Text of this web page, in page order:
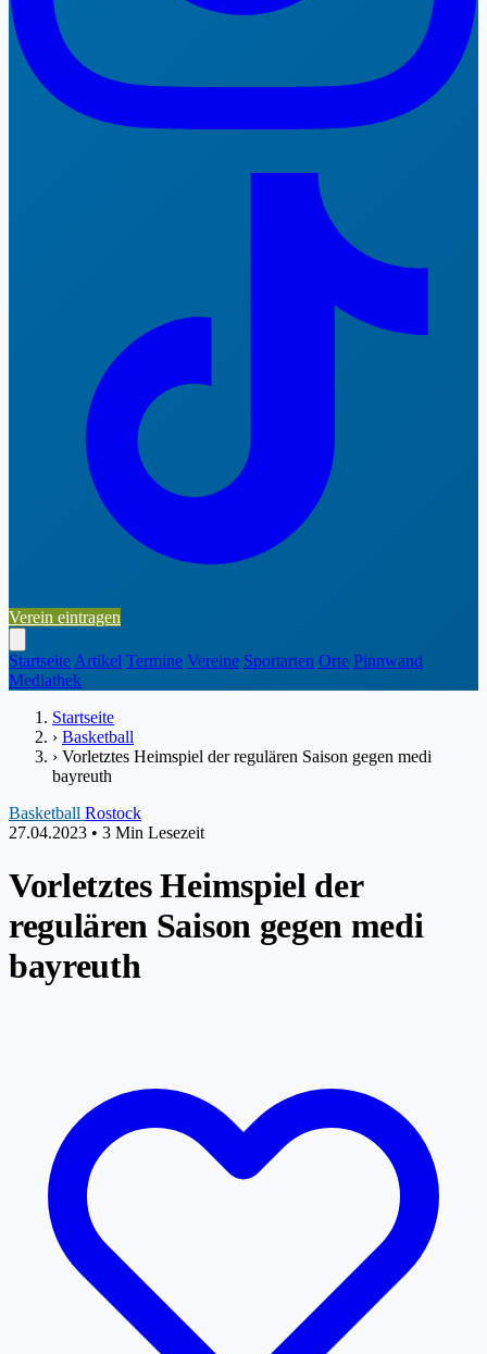
Verein eintragen
Startseite Artikel Termine Vereine Sportarten Orte Pinnwand
Mediathek
Startseite
› Basketball
› Vorletztes Heimspiel der regulären Saison gegen medi
bayreuth
Basketball Rostock
27.04.2023 • 3 Min Lesezeit
Vorletztes Heimspiel der
regulären Saison gegen medi
bayreuth